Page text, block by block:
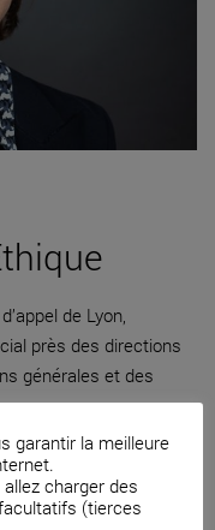
de Lyon,
près des directions
générales et des
garantir la meilleure
charger des
(tierces